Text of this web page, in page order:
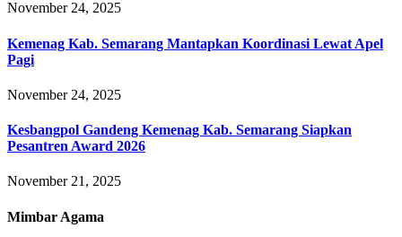
November 24, 2025
Kemenag Kab. Semarang Mantapkan Koordinasi Lewat Apel
Pagi
November 24, 2025
Kesbangpol Gandeng Kemenag Kab. Semarang Siapkan
Pesantren Award 2026
November 21, 2025
Mimbar Agama